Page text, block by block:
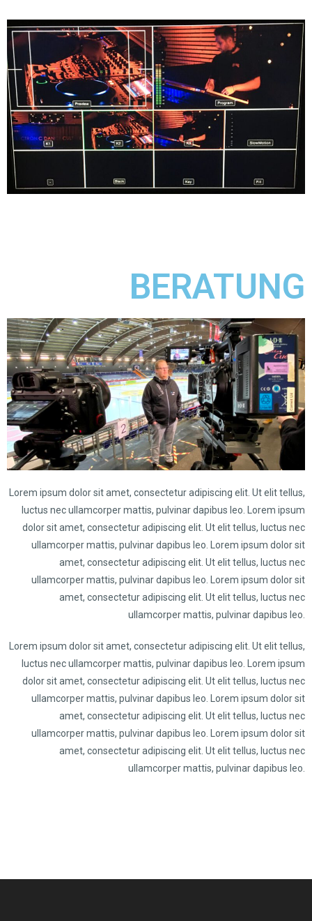
BERATUNG
Lorem ipsum dolor sit amet, consectetur adipiscing elit. Ut elit tellus,
luctus nec ullamcorper mattis, pulvinar dapibus leo. Lorem ipsum
dolor sit amet, consectetur adipiscing elit. Ut elit tellus, luctus nec
ullamcorper mattis, pulvinar dapibus leo. Lorem ipsum dolor sit
amet, consectetur adipiscing elit. Ut elit tellus, luctus nec
ullamcorper mattis, pulvinar dapibus leo. Lorem ipsum dolor sit
amet, consectetur adipiscing elit. Ut elit tellus, luctus nec
ullamcorper mattis, pulvinar dapibus leo.
Lorem ipsum dolor sit amet, consectetur adipiscing elit. Ut elit tellus,
luctus nec ullamcorper mattis, pulvinar dapibus leo. Lorem ipsum
dolor sit amet, consectetur adipiscing elit. Ut elit tellus, luctus nec
ullamcorper mattis, pulvinar dapibus leo. Lorem ipsum dolor sit
amet, consectetur adipiscing elit. Ut elit tellus, luctus nec
ullamcorper mattis, pulvinar dapibus leo. Lorem ipsum dolor sit
amet, consectetur adipiscing elit. Ut elit tellus, luctus nec
ullamcorper mattis, pulvinar dapibus leo.